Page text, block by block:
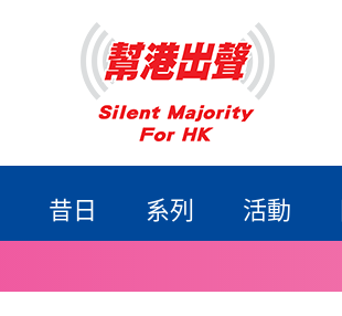
昔日 系列 活動